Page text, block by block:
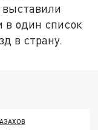
выставили
один список
в страну.